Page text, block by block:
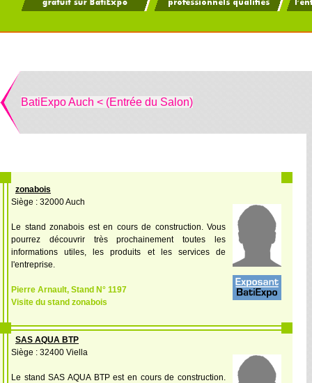
BatiExpo Auch < (Entrée du Salon)
zonabois
Siège : 32000 Auch
Le stand zonabois est en cours de construction. Vous
pourrez découvrir très prochainement toutes les
informations utiles, les produits et les services de
l'entreprise.
Pierre Arnault, Stand N° 1197
Visite du stand zonabois
SAS AQUA BTP
Siège : 32400 Viella
Le stand SAS AQUA BTP est en cours de construction.